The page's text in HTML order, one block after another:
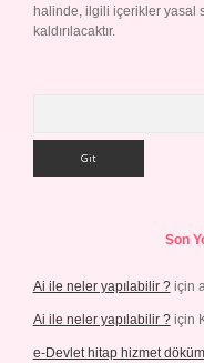
halinde, ilgili içerikler yasal
kaldırılacaktır.
Son
Ai ile neler yapılabilir ?için
Ai ile neler yapılabilir ?için
e-Devlet hitap hizmet